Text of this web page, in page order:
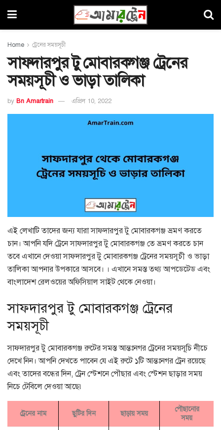
Home ট্রেনের সময়সূচী
সাফদারপুর টু মোবারকগঞ্জ ট্রেনের
সময়সূচী ও ভাড়া তালিকা
by Bn Amartrain এপ্রিল 10, 2022
এই লেখাটি তাদের জন্য যারা সাফদারপুর টু মোবারকগঞ্জ ভ্রমণ করতে
চান। আপনি যদি ট্রেনে সাফদারপুর টু মোবারকগঞ্জ তে ভ্রমণ করতে চান
তবে এখানে দেওয়া সাফদারপুর টু মোবারকগঞ্জ ট্রেনের সময়সূচী ও ভাড়া
তালিকা আপনার উপকারে আসবে। । এখানে সমস্ত তথ্য আপডেটেড এবং
বাংলাদেশ রেলওয়ের অফিসিয়াল সাইট থেকে নেওয়া।
সাফদারপুর টু মোবারকগঞ্জ ট্রেনের
সময়সূচী
সাফদারপুর টু মোবারকগঞ্জ রুটের সমস্ত আন্তঃনগর ট্রেনের সময়সূচি নীচে
দেখে নিন। আপনি দেখতে পাবেন যে এই রুটে ১টি আন্তঃনগর ট্রেন রয়েছে
এবং তাদের বন্ধের দিন, ট্রেন স্টেশনে পৌছার এবং স্টেশন ছাড়ার সময়
নিচে টেবিলে দেওয়া আছে৷
ট্রেনের নাম ছুটির দিন ছাড়ায় সময়
পৌছানোর
সময়